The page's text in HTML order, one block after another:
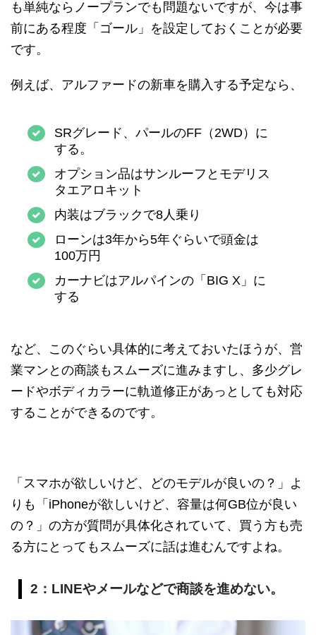
も単純ならノープランでも問題ないですが、今は事
前にある程度「ゴール」を設定しておくことが必要
です。
例えば、アルファードの新車を購入する予定なら、
SRグレード、パールのFF（2WD）に
する。
オプション品はサンルーフとモデリス
タエアロキット
内装はブラックで8人乗り
ローンは3年から5年ぐらいで頭金は
100万円
カーナビはアルパインの「BIG X」に
する
など、このぐらい具体的に考えておいたほうが、営
業マンとの商談もスムーズに進みますし、多少グレ
ードやボディカラーに軌道修正があっとしても対応
することができるのです。
「スマホが欲しいけど、どのモデルが良いの？」よ
りも「iPhoneが欲しいけど、容量は何GB位が良い
の？」の方が質問が具体化されていて、買う方も売
る方にとってもスムーズに話は進むんですよね。
2：LINEやメールなどで商談を進めない。